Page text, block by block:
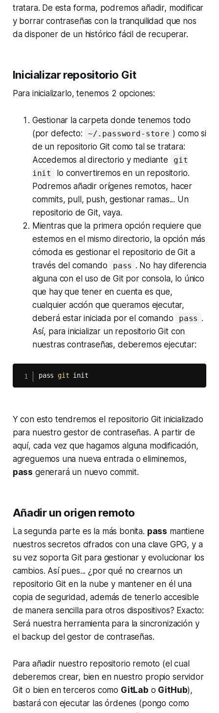
tratara. De esta forma, podremos añadir, modificar
y borrar contraseñas con la tranquilidad que nos
da disponer de un histórico fácil de recuperar.
Inicializar repositorio Git
Para inicializarlo, tenemos 2 opciones:
Gestionar la carpeta donde tenemos todo
(por defecto:
~/.password-store ) como si
de un repositorio Git como tal se tratara:
Accedemos al directorio y mediante
git
init
lo convertiremos en un repositorio.
Podremos añadir orígenes remotos, hacer
commits, pull , push, gestionar ramas... Un
repositorio de Git, vaya.
Mientras que la primera opción requiere que
estemos en el mismo directorio, la opción más
cómoda es gestionar el repositorio de Git a
través del comando
pass . No hay diferencia
alguna con el uso de Git por consola, lo único
que hay que tener en cuenta es que,
cualquier acción que queramos ejecutar,
deberá estar iniciada por el comando
pass .
Así, para inicializar un repositorio Git con
nuestras contraseñas, deberemos ejecutar:
pass git init
Y con esto tendremos el repositorio Git inicializado
para nuestro gestor de contraseñas. A partir de
aquí, cada vez que hagamos alguna modificación,
agreguemos una nueva entrada o eliminemos,
pass generará un nuevo commit.
Añadir un origen remoto
La segunda parte es la más bonita. pass mantiene
nuestros secretos cifrados con una clave GPG, y a
su vez soporta Git para gestionar y evolucionar los
cambios. Así pues... ¿por qué no crearnos un
repositorio Git en la nube y mantener en él una
copia de seguridad, además de tenerlo accesible
de manera sencilla para otros dispositivos? Exacto:
Será nuestra herramienta para la sincronización y
el backup del gestor de contraseñas.
Para añadir nuestro repositorio remoto (el cual
deberemos crear, bien en nuestro propio servidor
Git o bien en terceros como GitLab o GitHub),
bastará con ejecutar las órdenes (pongo como